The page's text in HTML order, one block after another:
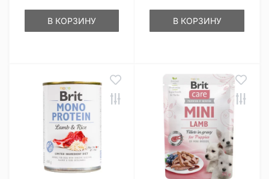
В КОРЗИНУ В КОРЗИНУ